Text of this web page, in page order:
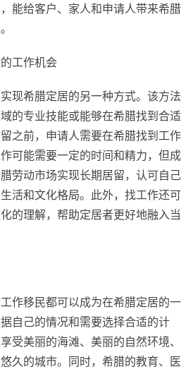
能给客户、家人和申请人带来希腊
工作机会
现希腊定居的另一种方式。该方法
的专业技能或能够在希腊找到合适
之前，申请人需要在希腊找到工作
可能需要一定的时间和精力，但成
劳动市场实现长期居留，认可自己
活和文化格局。此外，找工作还可
的理解，帮助定居者更好地融入当
作移民都可以成为在希腊定居的一
自己的情况和需要选择合适的计
受美丽的海滩、美丽的自然环境、
久的城市。同时，希腊的教育、医